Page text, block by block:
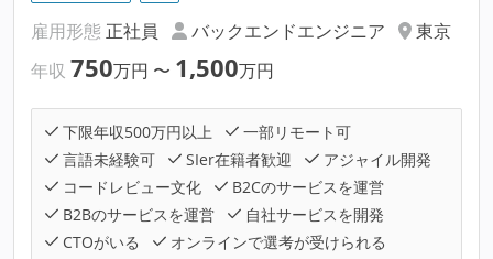
雇用形態 正社員 バックエンドエンジニア
東京
年収 750万円 〜 1,500万円
下限年収500万円以上
一部リモート可
言語未経験可
SIer在籍者歓迎
アジャイル開発
コードレビュー文化
B2Cのサービスを運営
B2Bのサービスを運営
自社サービスを開発
CTOがいる
オンラインで選考が受けられる